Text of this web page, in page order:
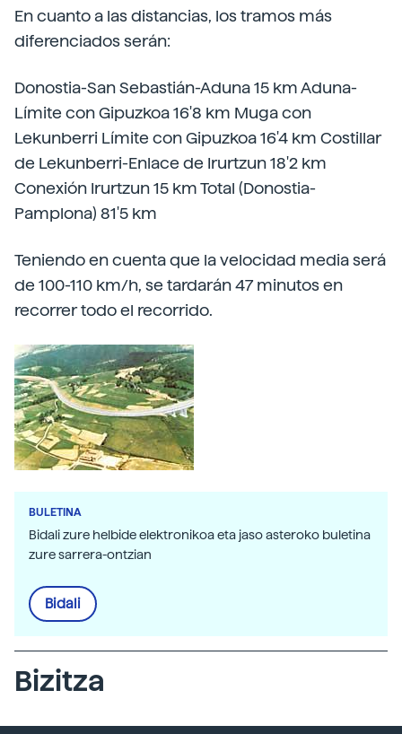
En cuanto a las distancias, los tramos más
diferenciados serán:
Donostia-San Sebastián-Aduna 15 km Aduna-
Límite con Gipuzkoa 16'8 km Muga con
Lekunberri Límite con Gipuzkoa 16'4 km Costillar
de Lekunberri-Enlace de Irurtzun 18'2 km
Conexión Irurtzun 15 km Total (Donostia-
Pamplona) 81'5 km
Teniendo en cuenta que la velocidad media será
de 100-110 km/h, se tardarán 47 minutos en
recorrer todo el recorrido.
BULETINA
Bidali zure helbide elektronikoa eta jaso asteroko buletina
zure sarrera-ontzian
Bidali
Bizitza